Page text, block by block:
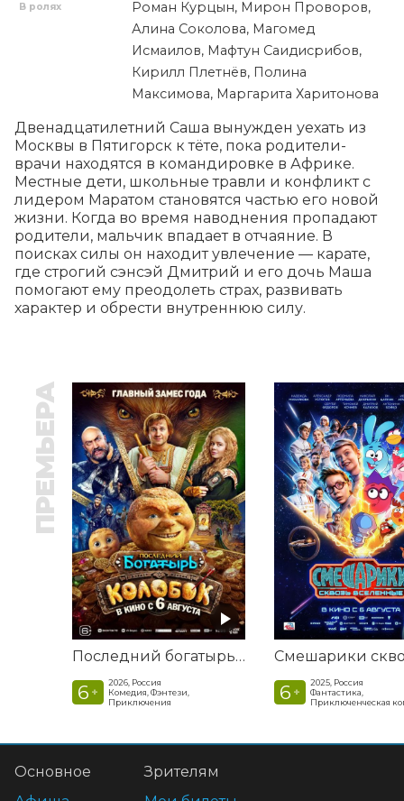
В ролях
Роман Курцын, Мирон Проворов,
Алина Соколова, Магомед
Исмаилов, Мафтун Саидисрибов,
Кирилл Плетнёв, Полина
Максимова, Маргарита Харитонова
Двенадцатилетний Саша вынужден уехать из
Москвы в Пятигорск к тёте, пока родители-
врачи находятся в командировке в Африке.
Местные дети, школьные травли и конфликт с
лидером Маратом становятся частью его новой
жизни. Когда во время наводнения пропадают
родители, мальчик впадает в отчаяние. В
поисках силы он находит увлечение — карате,
где строгий сэнсэй Дмитрий и его дочь Маша
помогают ему преодолеть страх, развивать
характер и обрести внутреннюю силу.
ПРЕМЬЕРА
Последний богатырь. Колобок
6 +
2026, Россия
Комедия, Фэнтези,
Приключения
6 +
2025, Россия
Фантастика,
Приключенческая
Основное
Зрителям